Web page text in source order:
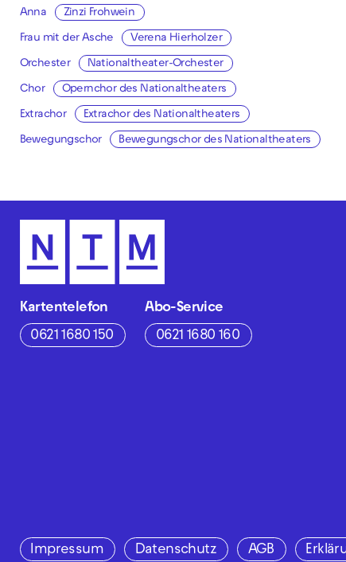
Anna Zinzi Frohwein
Frau mit der Asche Verena Hierholzer
Orchester Nationaltheater-Orchester
Chor Opernchor des Nationaltheaters
Extrachor Extrachor des Nationaltheaters
Bewegungschor Bewegungschor des Nationaltheaters
Kartentelefon
0621 1680 150
Abo-Service
0621 1680 160
Impressum Datenschutz AGB